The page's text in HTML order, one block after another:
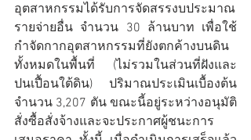
อุตสาหกรรมได้รับการจัดสรรงบประมาณ
รายจ่ายอื่น จำนวน 30 ล้านบาท เพื่อใช้
กำจัดกากอุตสาหกรรมที่ยังตกค้างบนดิน
ทั้งหมดในพื้นที่ (ไม่รวมในส่วนที่ฝังและ
ปนเปื้อนใต้ดิน) ปริมาณประเมินเบื้องต้น
จำนวน 3,207 ตัน ขณะนี้อยู่ระหว่างอนุมัติ
สั่งซื้อสั่งจ้างและจะประกาศผู้ชนะการ